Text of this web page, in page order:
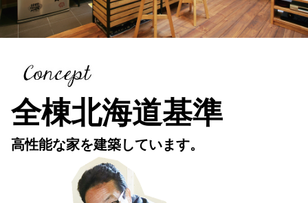
全棟北海道基準
高性能な家を建築しています。